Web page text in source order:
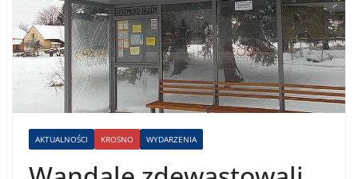
AKTUALNOŚCI KROSNO WYDARZENIA